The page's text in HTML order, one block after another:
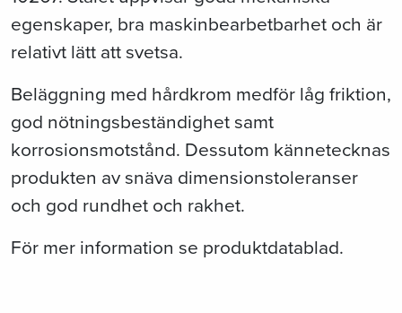
egenskaper, bra maskinbearbetbarhet och är
relativt lätt att svetsa.
Beläggning med hårdkrom medför låg friktion,
god nötningsbeständighet samt
korrosionsmotstånd. Dessutom kännetecknas
produkten av snäva dimensionstoleranser
och god rundhet och rakhet.
För mer information se produktdatablad.